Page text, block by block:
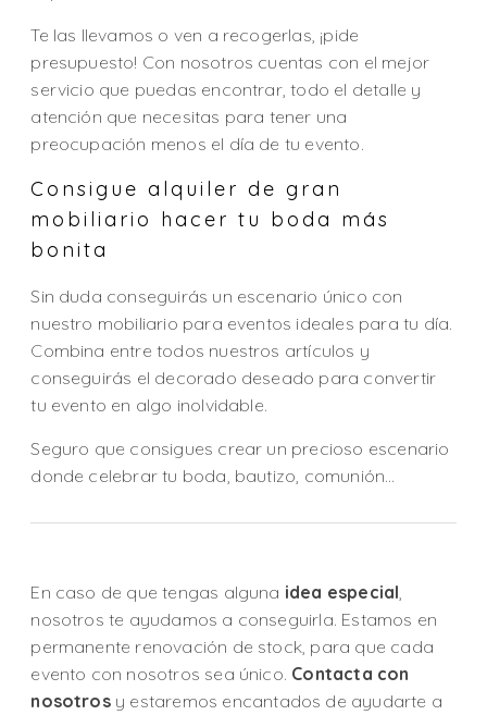
Te las llevamos o ven a recogerlas, ¡pide
presupuesto! Con nosotros cuentas con el mejor
servicio que puedas encontrar, todo el detalle y
atención que necesitas para tener una
preocupación menos el día de tu evento.
Consigue alquiler de gran
mobiliario hacer tu boda más
bonita
Sin duda conseguirás un escenario único con
nuestro mobiliario para eventos ideales para tu día.
Combina entre todos nuestros artículos y
conseguirás el decorado deseado para convertir
tu evento en algo inolvidable.
Seguro que consigues crear un precioso escenario
donde celebrar tu boda, bautizo, comunión…
En caso de que tengas alguna idea especial
nosotros te ayudamos a conseguirla. Estamos en
permanente renovación de stock, para que cada
evento con nosotros sea único. Contacta con
nosotrosy estaremos encantados de ayudarte a